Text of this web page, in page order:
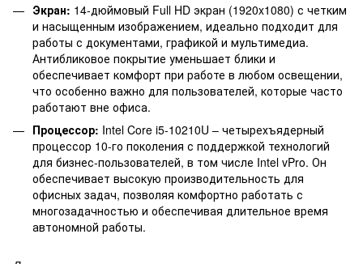
Экран: 14-дюймовый Full HD экран (1920x1080) с четким
и насыщенным изображением, идеально подходит для
работы с документами, графикой и мультимедиа.
Антибликовое покрытие уменьшает блики и
обеспечивает комфорт при работе в любом освещении,
что особенно важно для пользователей, которые часто
работают вне офиса.
Процессор: Intel Core i5-10210U – четырехъядерный
процессор 10-го поколения с поддержкой технологий
для бизнес-пользователей, в том числе Intel vPro. Он
обеспечивает высокую производительность для
офисных задач, позволяя комфортно работать с
многозадачностью и обеспечивая длительное время
автономной работы.